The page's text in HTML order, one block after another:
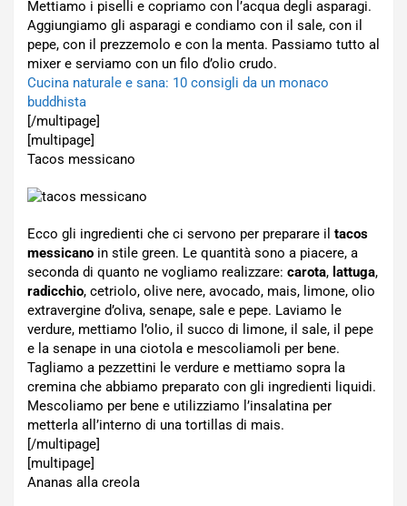
Mettiamo i piselli e copriamo con l’acqua degli asparagi.
Aggiungiamo gli asparagi e condiamo con il sale, con il
pepe, con il prezzemolo e con la menta. Passiamo tutto al
mixer e serviamo con un filo d’olio crudo.
Cucina naturale e sana: 10 consigli da un monaco
buddhista
[/multipage]
[multipage]
Tacos messicano
Ecco gli ingredienti che ci servono per preparare il tacos
messicano in stile green. Le quantità sono a piacere, a
seconda di quanto ne vogliamo realizzare: carota, lattuga,
radicchio, cetriolo, olive nere, avocado, mais, limone, olio
extravergine d’oliva, senape, sale e pepe. Laviamo le
verdure, mettiamo l’olio, il succo di limone, il sale, il pepe
e la senape in una ciotola e mescoliamoli per bene.
Tagliamo a pezzettini le verdure e mettiamo sopra la
cremina che abbiamo preparato con gli ingredienti liquidi.
Mescoliamo per bene e utilizziamo l’insalatina per
metterla all’interno di una tortillas di mais.
[/multipage]
[multipage]
Ananas alla creola